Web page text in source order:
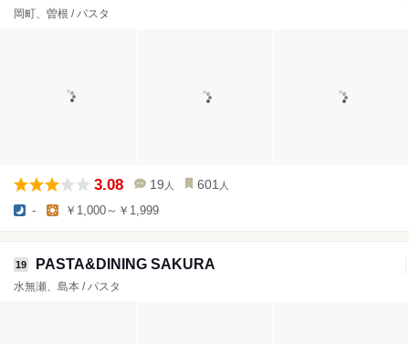
岡町、曽根 / パスタ
3.08 19 人 601 人
- ￥1,000～￥1,999
19 PASTA&DINING SAKURA
水無瀬、島本 / パスタ